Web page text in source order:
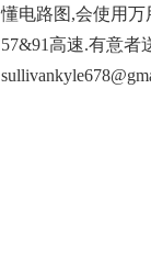
懂电路图,会使用
57&91高速.有意者